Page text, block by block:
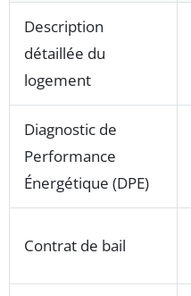
Description
détaillée du
logement
Diagnostic de
Performance
Énergétique (DPE)
Contrat de bail